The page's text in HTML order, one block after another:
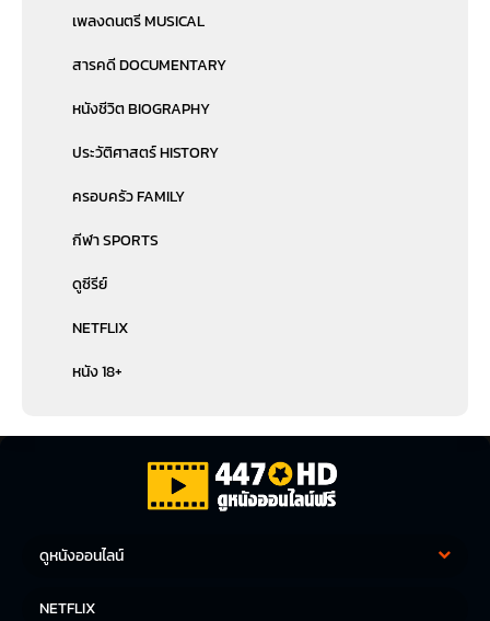
เพลงดนตรี MUSICAL
สารคดี DOCUMENTARY
หนังชีวิต BIOGRAPHY
ประวัติศาสตร์ HISTORY
ครอบครัว FAMILY
กีฬา SPORTS
ดูซีรีย์
NETFLIX
หนัง 18+
ดูหนังออนไลน์
NETFLIX